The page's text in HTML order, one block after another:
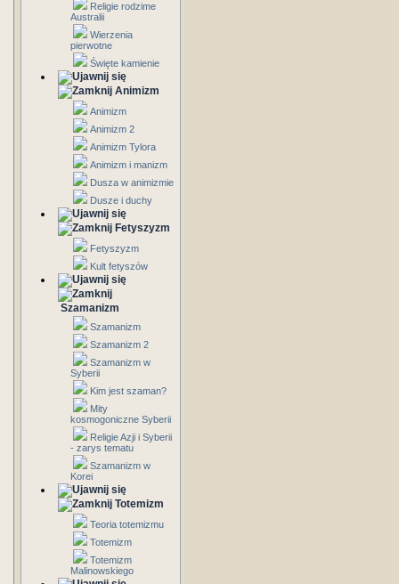
Religie rodzime
Australii
Wierzenia
pierwotne
Święte kamienie
Animizm
Animizm
Animizm 2
Animizm Tylora
Animizm i manizm
Dusza w animizmie
Dusze i duchy
Fetyszyzm
Fetyszyzm
Kult fetyszów
Szamanizm
Szamanizm
Szamanizm 2
Szamanizm w
Syberii
Kim jest szaman?
Mity
kosmogoniczne Syberii
Religie Azji i Syberii
- zarys tematu
Szamanizm w
Korei
Totemizm
Teoria totemizmu
Totemizm
Totemizm
Malinowskiego